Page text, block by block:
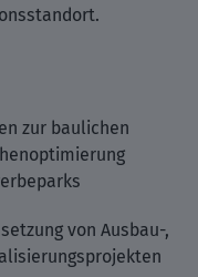
zur baulichen
von Ausbau-,